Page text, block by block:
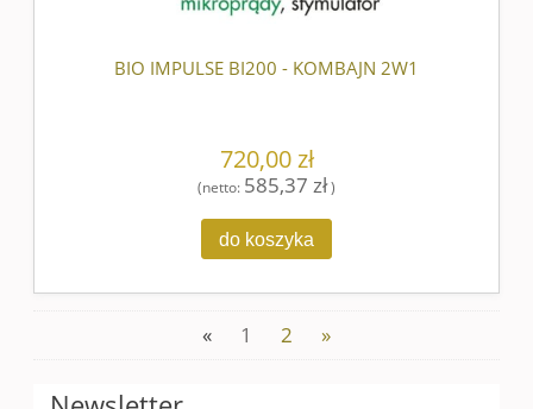
BIO IMPULSE BI200 - KOMBAJN 2W1
720,00 zł
(netto: 585,37 zł)
do koszyka
« 1 2 »